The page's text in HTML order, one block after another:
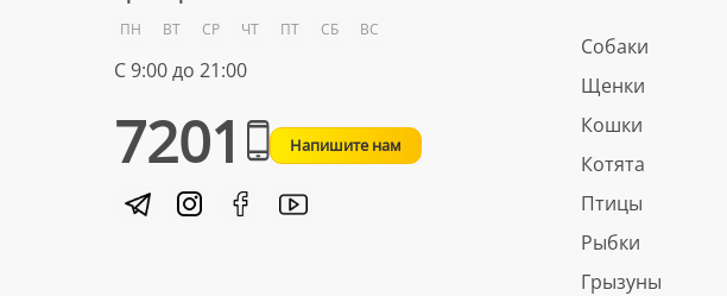
ПН ВТ СР ЧТ ПТ СБ ВС
С 9:00 до 21:00
7201 Напишите нам
Собаки
Щенки
Кошки
Котята
Птицы
Рыбки
Грызуны